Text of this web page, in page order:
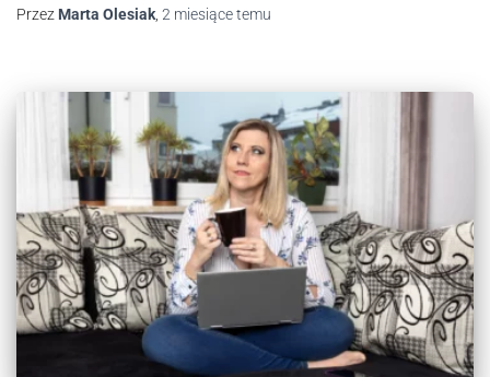
Przez Marta Olesiak, 2 miesiącetemu